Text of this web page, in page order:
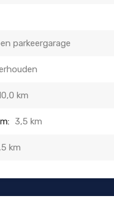
parkeergarage
km
3,5 km
km